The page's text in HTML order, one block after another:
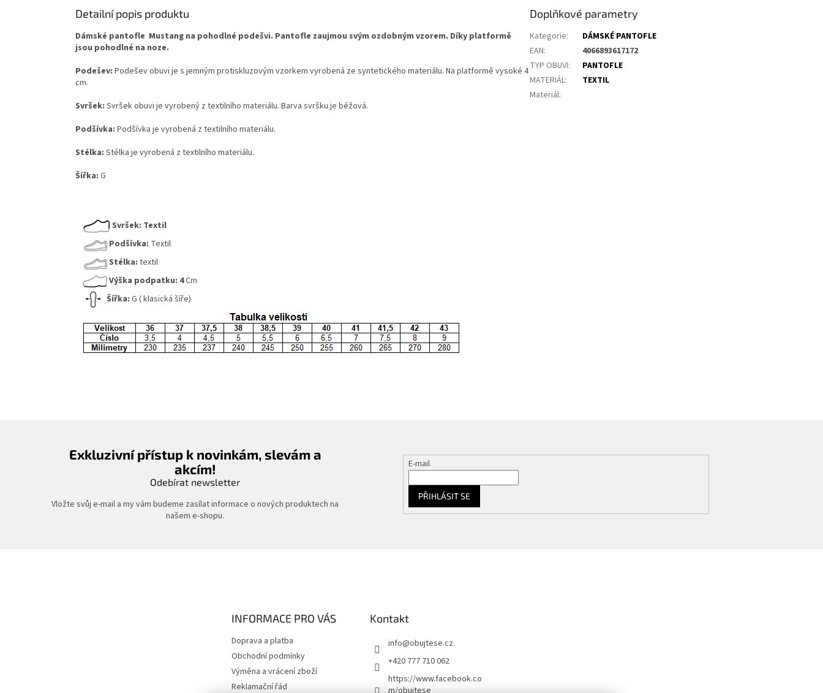
Detailní popis produktu
Dámské pantofle Mustang na pohodlné podešvi. Pantofle zaujmou svým ozdobným vzorem. Díky platformě
jsou pohodlné na noze.
Podešev: Podešev obuvi je s jemným protiskluzovým vzorkem vyrobená ze syntetického materiálu. Na platformě vysoké 4
cm.
Svršek: Svršek obuvi je vyrobený z textilního materiálu. Barva svršku je béžová.
Podšívka: Podšívka je vyrobená z textilního materiálu.
Stélka: Stélka je vyrobená z textilního materiálu.
Šířka: G
Svršek: Textil
Podšívka: Textil
Stélka: textil
Výška podpatku: 4Cm
Šířka: G ( klasická šíře)
Doplňkové parametry
Kategorie:
DÁMSKÉ PANTOFLE
EAN:
4066893617172
TYP OBUVI:
PANTOFLE
MATERIÁL:
TEXTIL
Materiál:
Exkluzivní přístup k novinkám, slevám a
akcím!
Odebírat newsletter
Vložte svůj e-mail a my vám budeme zasílat informace o nových produktech na
našem e-shopu.
E-mail
PŘIHLÁSIT SE
INFORMACE PRO VÁS
Doprava a platba
Obchodní podmínky
Výměna a vrácení zboží
Reklamační řád
Kontakt
info@obujtese.cz
+420 777 710 062
https://www.facebook.co
m/obujtese